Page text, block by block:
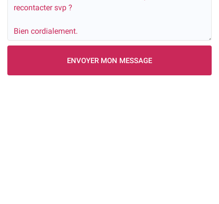
ENVOYER MON MESSAGE